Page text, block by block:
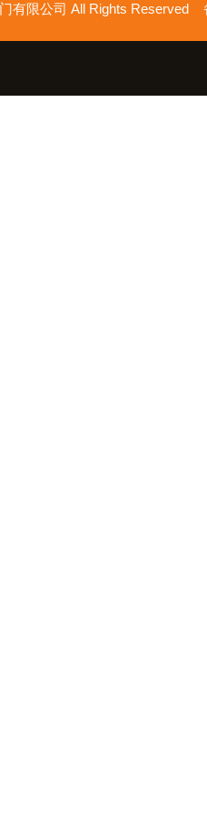
有限公司 All Rights Reserved